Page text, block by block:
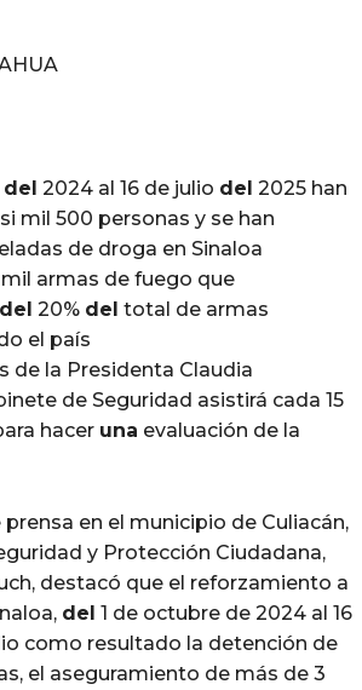
del 2024 al 16 de julio del 2025 han
mil 500 personas y se han
de droga en Sinaloa
armas de fuego que
del 20% del total de armas
el país
de la Presidenta Claudia
de Seguridad asistirá cada 15
hacer una evaluación de la
prensa en el municipio de Culiacán,
y Protección Ciudadana,
destacó que el reforzamiento a
del 1 de octubre de 2024 al 16
como resultado la detención de
el aseguramiento de más de 3